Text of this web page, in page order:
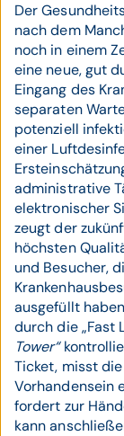
Der
nach dem
noch in einem
eine neue, gut
Eingang des
separaten
potenziell
einer
administrative
elektronischer
zeugt der
höchsten
und Besucher,
ausgefüllt
durch die „Fast
Tower“
Ticket, misst
Vorhandensein
fordert zur
kann